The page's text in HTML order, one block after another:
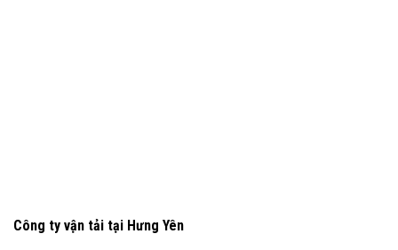
Công ty vận tải tại Hưng Yên